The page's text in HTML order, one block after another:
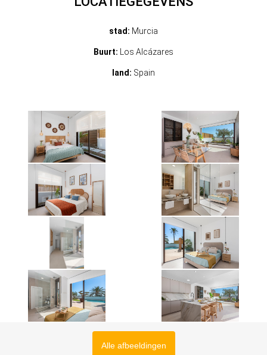
stad: Murcia
Buurt: Los Alcázares
land: Spain
Alle afbeeldingen